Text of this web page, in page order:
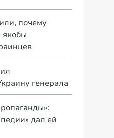
почему
якобы
генерала
дал ей